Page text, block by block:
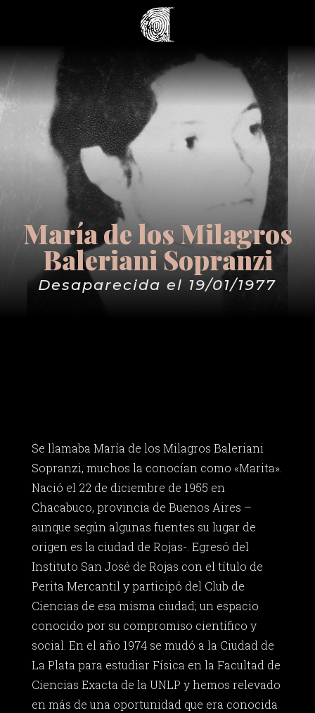
María de los Milagros
Baleriani Sopranzi
Desaparecida el 19/01/1977
Se llamaba María de los Milagros Baleriani
Sopranzi, muchos la conocían como «Marita».
Nació el 22 de diciembre de 1955 en
Chacabuco, provincia de Buenos Aires –
aunque según algunas fuentes su lugar de
origen es la ciudad de Rojas-. Egresó del
Instituto San José de Rojas con el título de
Perita Mercantil y participó del Club de
Ciencias de esa misma ciudad; un espacio
conocido por su compromiso científico y
social. En el año 1974 se mudó a la Ciudad de
La Plata para estudiar Física en la Facultad de
Ciencias Exacta de la UNLP y hemos relevado
en más de una oportunidad que era conocida